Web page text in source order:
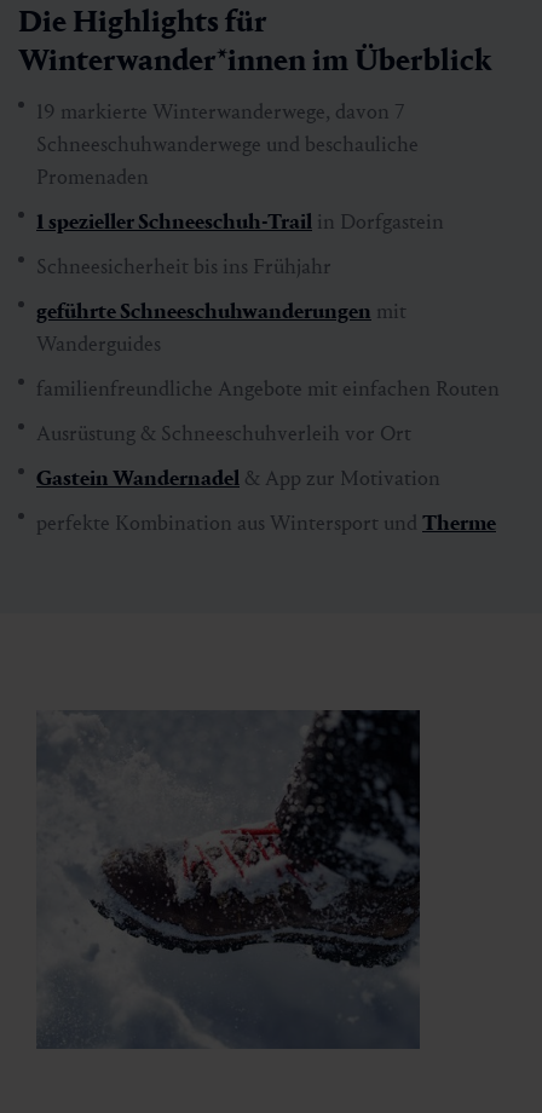
Die Highlights für
Winterwander*innen im Überblick
19 markierte Winterwanderwege, davon 7
Schneeschuhwanderwege und beschauliche
Promenaden
1 spezieller Schneeschuh-Trail in Dorfgastein
Schneesicherheit bis ins Frühjahr
geführte Schneeschuhwanderungen mit
Wanderguides
familienfreundliche Angebote mit einfachen Routen
Ausrüstung & Schneeschuhverleih vor Ort
Gastein Wandernadel & App zur Motivation
perfekte Kombination aus Wintersport und Therme